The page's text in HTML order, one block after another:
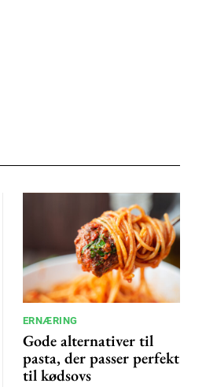
ERNÆRING
Gode alternativer til
pasta, der passer perfekt
til kødsovs